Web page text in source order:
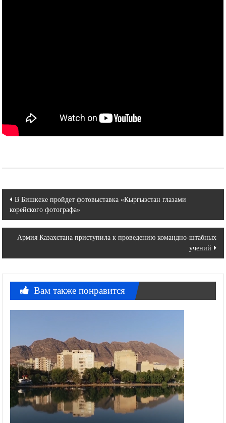
Навигация
по
записям
В Бишкеке пройдет фотовыставка «Кыргызстан глазами
корейского фотографа»
Армия Казахстана приступила к проведению командно-штабных
учений
Вам также понравится